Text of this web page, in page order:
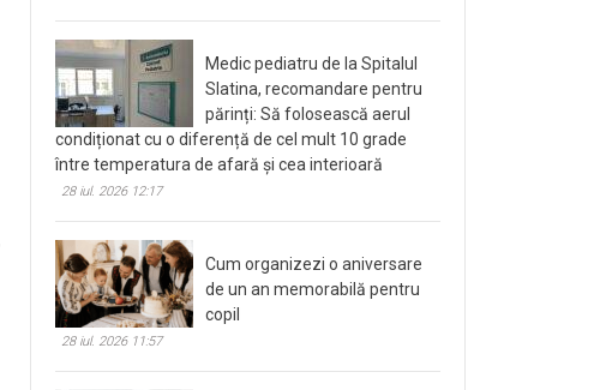
Medic pediatru de la Spitalul
Slatina, recomandare pentru
părinți: Să folosească aerul
condiționat cu o diferență de cel mult 10 grade
între temperatura de afară și cea interioară
28 iul. 2026 12:17
Cum organizezi o aniversare
de un an memorabilă pentru
copil
28 iul. 2026 11:57